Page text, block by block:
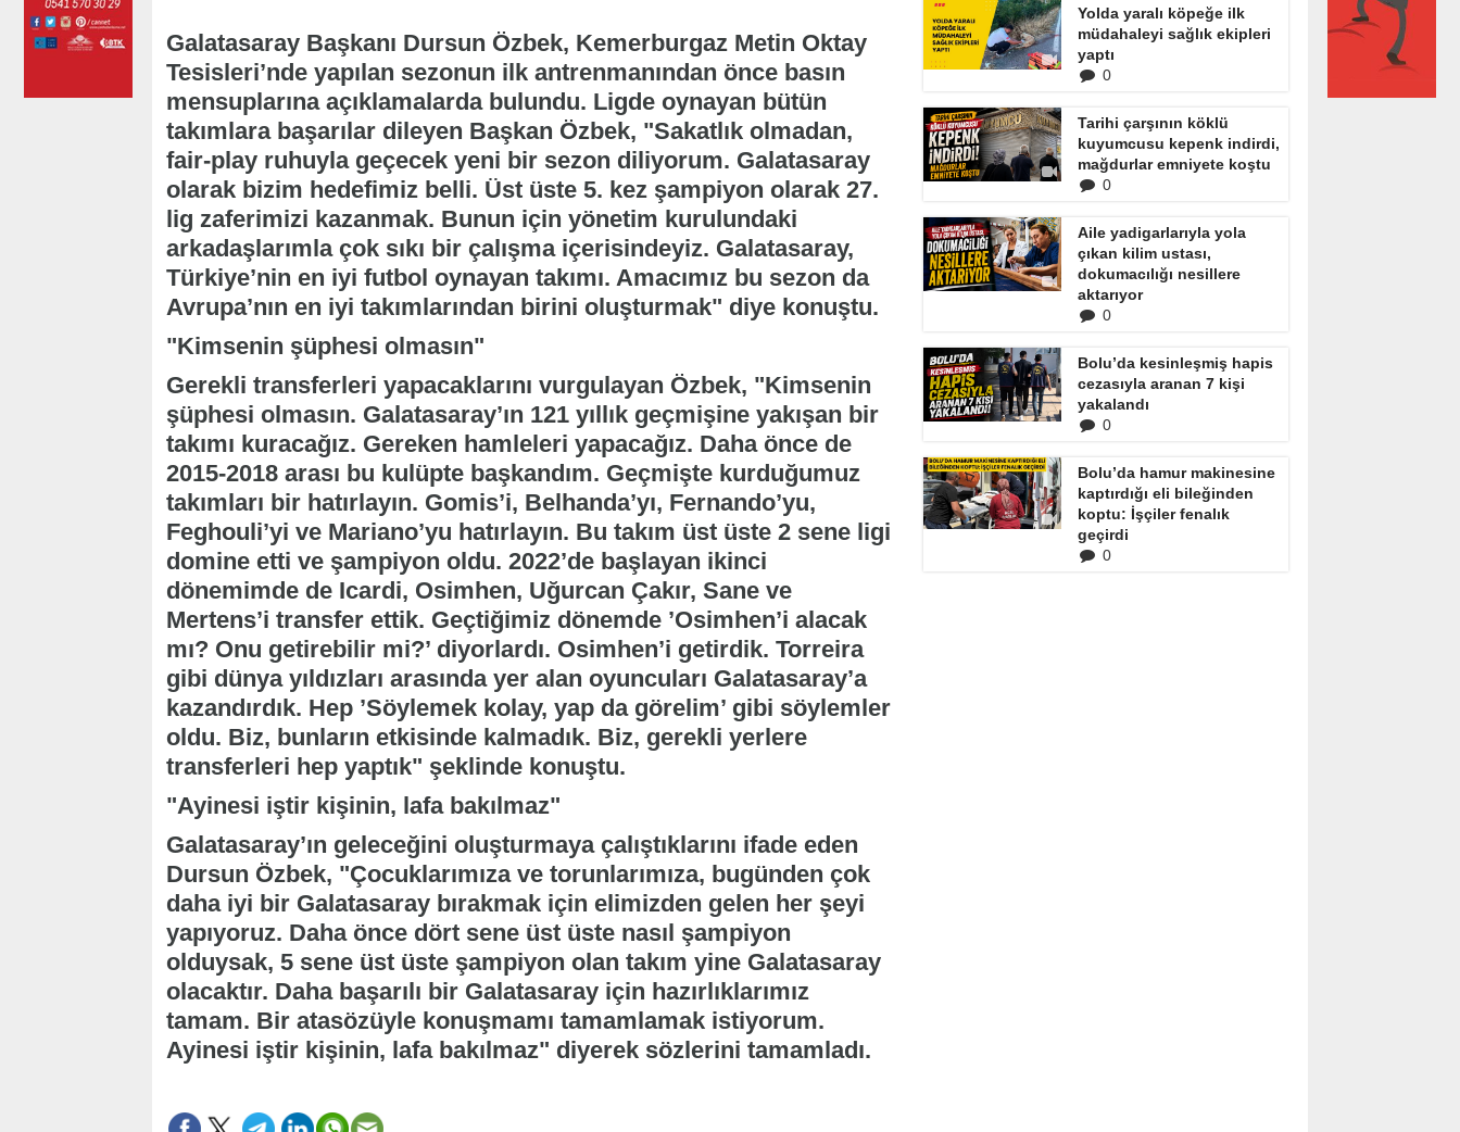
Galatasaray Başkanı Dursun Özbek, Kemerburgaz Metin Oktay
Tesisleri’nde yapılan sezonun ilk antrenmanından önce basın
mensuplarına açıklamalarda bulundu. Ligde oynayan bütün
takımlara başarılar dileyen Başkan Özbek, "Sakatlık olmadan,
fair-play ruhuyla geçecek yeni bir sezon diliyorum. Galatasaray
olarak bizim hedefimiz belli. Üst üste 5. kez şampiyon olarak 27.
lig zaferimizi kazanmak. Bunun için yönetim kurulundaki
arkadaşlarımla çok sıkı bir çalışma içerisindeyiz. Galatasaray,
Türkiye’nin en iyi futbol oynayan takımı. Amacımız bu sezon da
Avrupa’nın en iyi takımlarından birini oluşturmak" diye konuştu.
"Kimsenin şüphesi olmasın"
Gerekli transferleri yapacaklarını vurgulayan Özbek, "Kimsenin
şüphesi olmasın. Galatasaray’ın 121 yıllık geçmişine yakışan bir
takımı kuracağız. Gereken hamleleri yapacağız. Daha önce de
2015-2018 arası bu kulüpte başkandım. Geçmişte kurduğumuz
takımları bir hatırlayın. Gomis’i, Belhanda’yı, Fernando’yu,
Feghouli’yi ve Mariano’yu hatırlayın. Bu takım üst üste 2 sene ligi
domine etti ve şampiyon oldu. 2022’de başlayan ikinci
dönemimde de Icardi, Osimhen, Uğurcan Çakır, Sane ve
Mertens’i transfer ettik. Geçtiğimiz dönemde ’Osimhen’i alacak
mı? Onu getirebilir mi?’ diyorlardı. Osimhen’i getirdik. Torreira
gibi dünya yıldızları arasında yer alan oyuncuları Galatasaray’a
kazandırdık. Hep ’Söylemek kolay, yap da görelim’ gibi söylemler
oldu. Biz, bunların etkisinde kalmadık. Biz, gerekli yerlere
transferleri hep yaptık" şeklinde konuştu.
"Ayinesi iştir kişinin, lafa bakılmaz"
Galatasaray’ın geleceğini oluşturmaya çalıştıklarını ifade eden
Dursun Özbek, "Çocuklarımıza ve torunlarımıza, bugünden çok
daha iyi bir Galatasaray bırakmak için elimizden gelen her şeyi
yapıyoruz. Daha önce dört sene üst üste nasıl şampiyon
olduysak, 5 sene üst üste şampiyon olan takım yine Galatasaray
olacaktır. Daha başarılı bir Galatasaray için hazırlıklarımız
tamam. Bir atasözüyle konuşmamı tamamlamak istiyorum.
Ayinesi iştir kişinin, lafa bakılmaz" diyerek sözlerini tamamladı.
Yolda yaralı köpeğe ilk
müdahaleyi sağlık ekipleri
yaptı
0
Tarihi çarşının köklü
kuyumcusu kepenk indirdi,
mağdurlar emniyete koştu
0
Aile yadigarlarıyla yola
çıkan kilim ustası,
dokumacılığı nesillere
aktarıyor
0
Bolu’da kesinleşmiş hapis
cezasıyla aranan 7 kişi
yakalandı
0
Bolu’da hamur makinesine
kaptırdığı eli bileğinden
koptu: İşçiler fenalık
geçirdi
0